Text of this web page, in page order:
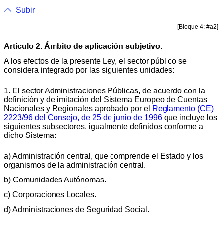
Subir
[Bloque 4: #a2]
Artículo 2. Ámbito de aplicación subjetivo.
A los efectos de la presente Ley, el sector público se
considera integrado por las siguientes unidades:
1. El sector Administraciones Públicas, de acuerdo con la
definición y delimitación del Sistema Europeo de Cuentas
Nacionales y Regionales aprobado por el Reglamento (CE)
2223/96 del Consejo, de 25 de junio de 1996 que incluye los
siguientes subsectores, igualmente definidos conforme a
dicho Sistema:
a) Administración central, que comprende el Estado y los
organismos de la administración central.
b) Comunidades Autónomas.
c) Corporaciones Locales.
d) Administraciones de Seguridad Social.